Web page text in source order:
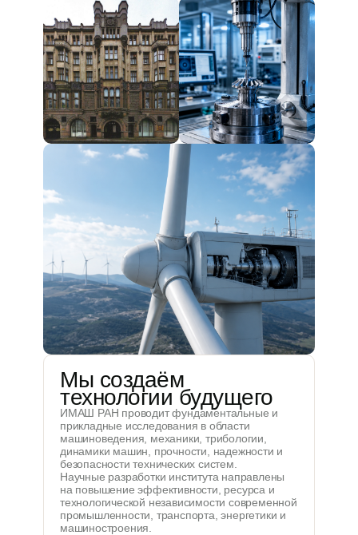
Мы создаём
технологии будущего
ИМАШ РАН проводит фундаментальные и
прикладные исследования в области
машиноведения, механики, трибологии,
динамики машин, прочности, надежности и
безопасности технических систем.
Научные разработки института направлены
на повышение эффективности, ресурса и
технологической независимости современной
промышленности, транспорта, энергетики и
машиностроения.